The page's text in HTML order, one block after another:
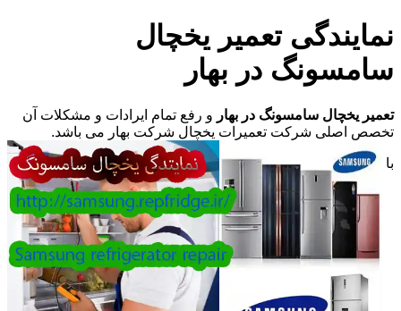
نمایندگی تعمیر یخچال
سامسونگ در بهار
تعمیر یخچال سامسونگ در بهار و رفع تمام ایرادات و مشکلات آن
تخصص اصلی شرکت تعمیرات یخچال شرکت بهار می باشد.
با